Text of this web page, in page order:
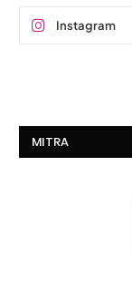
Instagram
MITRA